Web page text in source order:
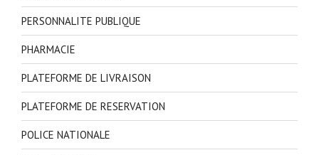
PERSONNALITE PUBLIQUE
PHARMACIE
PLATEFORME DE LIVRAISON
PLATEFORME DE RESERVATION
POLICE NATIONALE